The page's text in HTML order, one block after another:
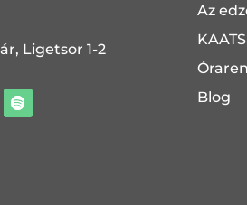
Ligetsor 1-2
Az
Blog